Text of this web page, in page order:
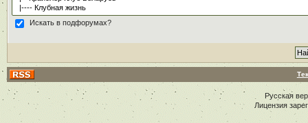
Искать в подфорумах?
Русская
Лицензия